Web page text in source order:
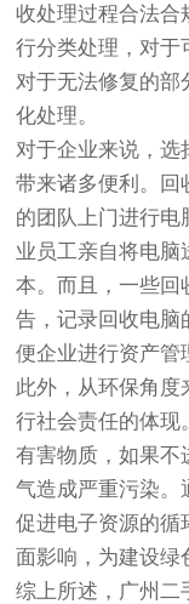
收处理过程合法合
行分类处理，对于
对于无法修复的部
化处理。
对于企业来说，选
带来诸多便利。回
的团队上门进行电
业员工亲自将电脑
本。而且，一些回
告，记录回收电脑
便企业进行资产管
此外，从环保角度
行社会责任的体现
有害物质，如果不
气造成严重污染。
促进电子资源的循
面影响，为建设绿
综上所述，广州二